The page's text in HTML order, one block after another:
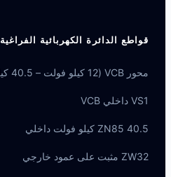
قواطع الدائرة الكهربائية الفراغية
محور VCB (12 كيلو فولت – 40.5 كيلو فولت)
VS1 داخلي VCB
ZN85 40.5 كيلو فولت داخلي
ZW32 مثبت على عمود خارجي